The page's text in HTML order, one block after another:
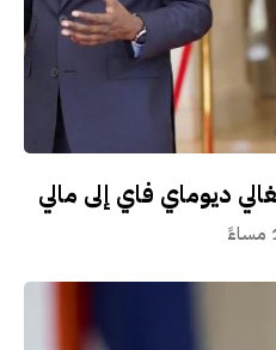
ديوماي فاي إلى مالي